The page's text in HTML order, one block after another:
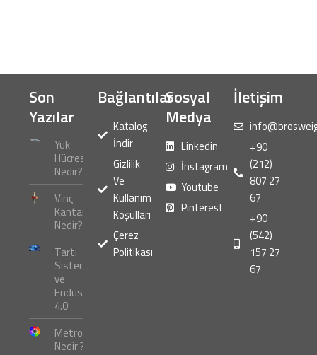
Son
Yazılar
Yük
Hücresi
Nedir?
Vinç
Kantarı
Nedir?
Tartı
Sistemleri
ve
Endüstri
4.0
Metroloji
Nedir ?
Bağlantılar
Katalog
İndir
Gizlilik
Ve
Kullanım
Koşulları
Çerez
Politikası
Sosyal
Medya
Linkedin
İnstagram
Youtube
Pinterest
İletişim
+90
(212)
807 27
67
+90
(542)
157 27
67